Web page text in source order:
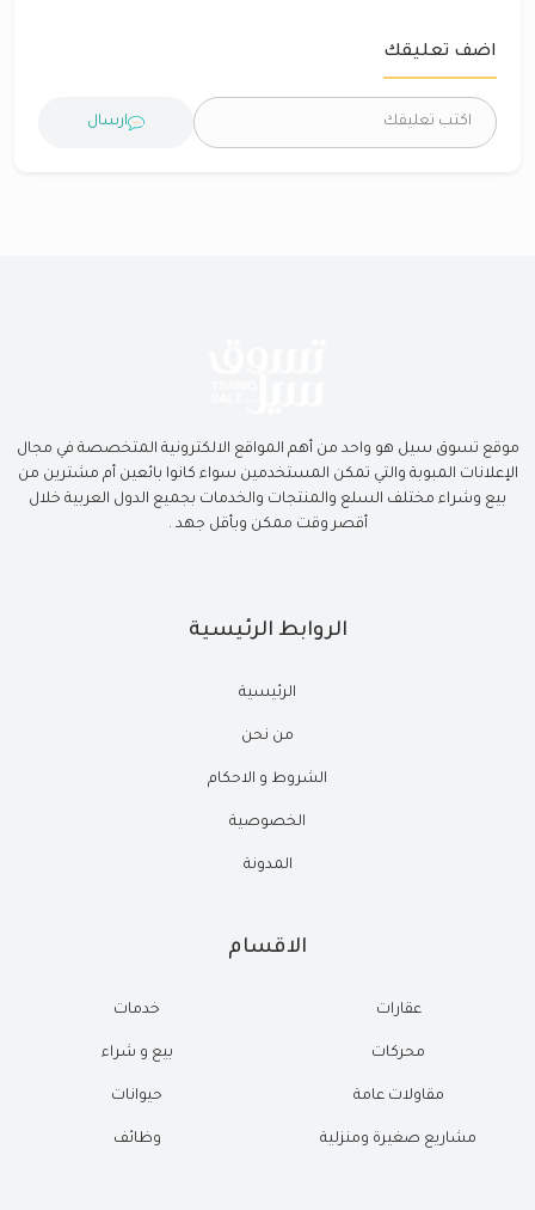
اضف تعليقك
ارسال
موقع تسوق سيل هو واحد من أهم المواقع الالكترونية المتخصصة في مجال
الإعلانات المبوبة والتي تمكن المستخدمين سواء كانوا بائعين أم مشترين من
بيع وشراء مختلف السلع والمنتجات والخدمات بجميع الدول العربية خلال
أقصر وقت ممكن وبأقل جهد .
الروابط الرئيسية
الرئيسية
من نحن
الشروط و الاحكام
الخصوصية
المدونة
الاقسام
عقارات
محركات
مقاولات عامة
مشاريع صغيرة ومنزلية
خدمات
بيع و شراء
حيوانات
وظائف